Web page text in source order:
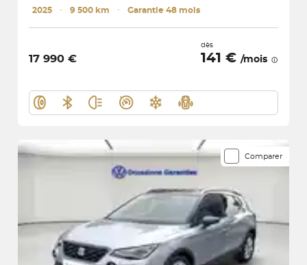
2025 ･ 9 500 km ･ Garantie 48 mois
17 990 €
dès
141 € /mois
Comparer